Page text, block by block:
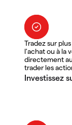
Tradez sur
l'achat ou à la
directement
trader les